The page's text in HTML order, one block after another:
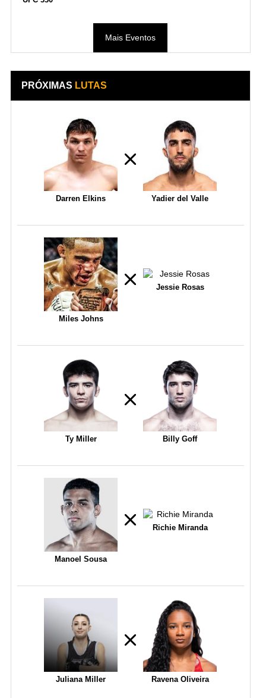
Mais Eventos
PRÓXIMAS LUTAS
Darren Elkins Yadier del Valle
Miles Johns
Jessie Rosas
Ty Miller Billy Goff
Manoel Sousa
Richie Miranda
Juliana Miller Ravena Oliveira